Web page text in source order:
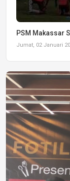
PSM Makassar
Jumat, 02 Januari